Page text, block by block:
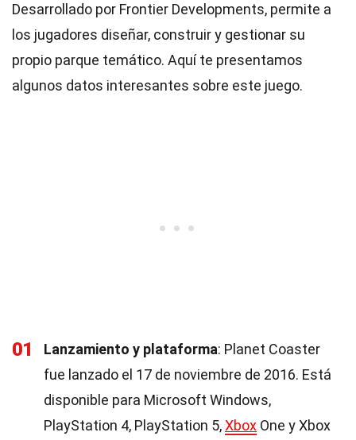
Desarrollado por Frontier Developments, permite a
los jugadores diseñar, construir y gestionar su
propio parque temático. Aquí te presentamos
algunos datos interesantes sobre este juego.
01 Lanzamiento y plataforma: Planet Coaster
fue lanzado el 17 de noviembre de 2016. Está
disponible para Microsoft Windows,
PlayStation 4, PlayStation 5,Xbox One y Xbox